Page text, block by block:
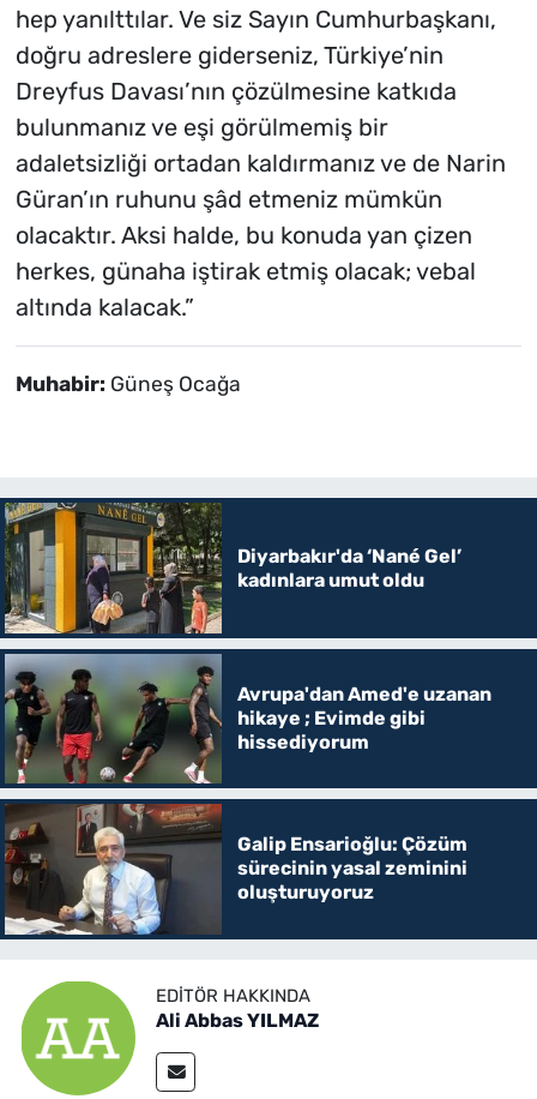
hep yanılttılar. Ve siz Sayın Cumhurbaşkanı,
doğru adreslere giderseniz, Türkiye’nin
Dreyfus Davası’nın çözülmesine katkıda
bulunmanız ve eşi görülmemiş bir
adaletsizliği ortadan kaldırmanız ve de Narin
Güran’ın ruhunu şâd etmeniz mümkün
olacaktır. Aksi halde, bu konuda yan çizen
herkes, günaha iştirak etmiş olacak; vebal
altında kalacak.”
Muhabir: Güneş Ocağa
Diyarbakır'da ‘Nané Gel’
kadınlara umut oldu
Avrupa'dan Amed'e uzanan
hikaye ; Evimde gibi
hissediyorum
Galip Ensarioğlu: Çözüm
sürecinin yasal zeminini
oluşturuyoruz
EDITÖR HAKKINDA
Ali Abbas YILMAZ